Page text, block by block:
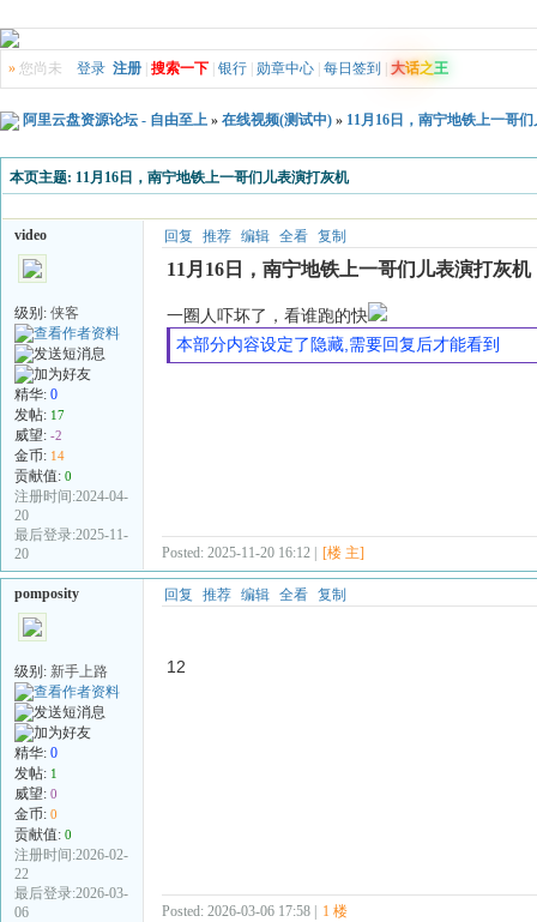
» 您尚未 登录 注册 搜索一下 银行 勋章中心 每日签到 大话之王
阿里云盘资源论坛 - 自由至上 » 在线视频(测试中) » 11月16日，南宁地铁上一哥
本页主题: 11月16日，南宁地铁上一哥们儿表演打灰机
video
级别: 侠客
精华: 0
发帖: 17
威望: -2
金币: 14
贡献值: 0
注册时间:2024-04-
20
最后登录:2025-11-
20
回复 推荐 编辑 全看 复制
11月16日，南宁地铁上一哥们儿表演打灰机
一圈人吓坏了，看谁跑的快
本部分内容设定了隐藏,需要回复后才能看到
Posted: 2025-11-20 16:12 | [楼 主]
pomposity
级别: 新手上路
精华: 0
发帖: 1
威望: 0
金币: 0
贡献值: 0
注册时间:2026-02-
22
最后登录:2026-03-
06
回复 推荐 编辑 全看 复制
12
Posted: 2026-03-06 17:58 | 1 楼